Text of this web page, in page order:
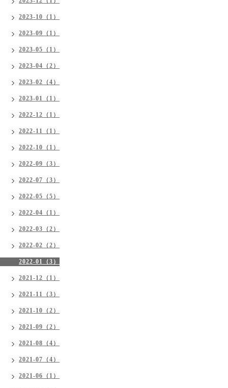
2023-10（1）
2023-09（1）
2023-05（1）
2023-04（2）
2023-02（4）
2023-01（1）
2022-12（1）
2022-11（1）
2022-10（1）
2022-09（3）
2022-07（3）
2022-05（5）
2022-04（1）
2022-03（2）
2022-02（2）
2022-01（3）
2021-12（1）
2021-11（3）
2021-10（2）
2021-09（2）
2021-08（4）
2021-07（4）
2021-06（1）